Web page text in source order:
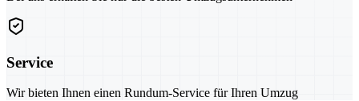
Service
Wir bieten Ihnen einen Rundum-Service für Ihren Umzug